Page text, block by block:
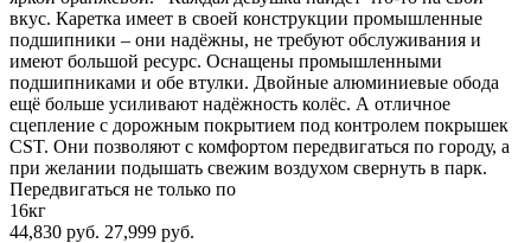
вкус. Каретка имеет в своей конструкции промышленные
подшипники – они надёжны, не требуют обслуживания и
имеют большой ресурс. Оснащены промышленными
подшипниками и обе втулки. Двойные алюминиевые обода
ещё больше усиливают надёжность колёс. А отличное
сцепление с дорожным покрытием под контролем покрышек
CST. Они позволяют с комфортом передвигаться по городу, а
при желании подышать свежим воздухом свернуть в парк.
Передвигаться не только по
16кг
44,830 руб. 27,999 руб.